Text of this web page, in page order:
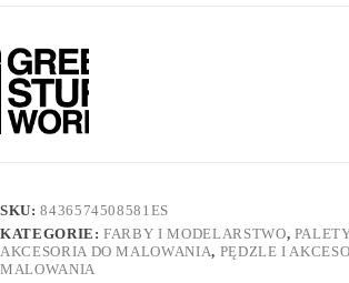
SKU:8436574508581ES
KATEGORIE:FARBY I MODELARSTWO,
AKCESORIA DO MALOWANIA, PĘDZLE I
MALOWANIA